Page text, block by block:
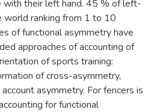
with their left hand. 45 % of left-
world ranking from 1 to 10
of functional asymmetry have
approaches of accounting of
of sports training:
of cross-asymmetry,
asymmetry. For fencers is
for functional